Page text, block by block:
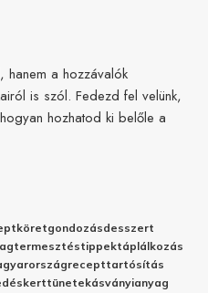
hanem a hozzávalók
is szól. Fedezd fel velünk,
hozhatod ki belőle a
köretgondozásdesszert
termesztéstippektáplálkozás
recepttartósítás
kerttünetekásványianyag